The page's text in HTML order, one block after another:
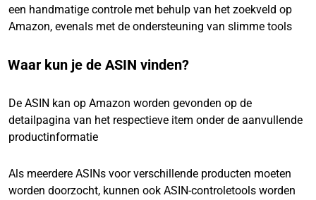
een handmatige controle met behulp van het zoekveld op
Amazon, evenals met de ondersteuning van slimme tools
Waar kun je de ASIN vinden?
De ASIN kan op Amazon worden gevonden op de
detailpagina van het respectieve item onder de aanvullende
productinformatie
Als meerdere ASINs voor verschillende producten moeten
worden doorzocht, kunnen ook ASIN-controletools worden